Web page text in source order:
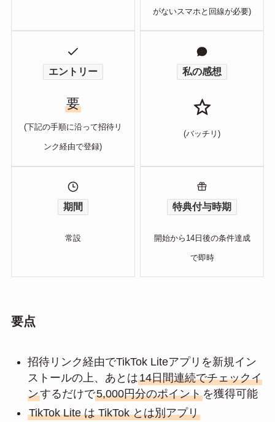
がないスマホと回線が必要)
エントリー
要
(下記の手順に沿って招待リ
ンク経由で登録)
私の感想
(バッチリ)
期間
常設
特典付与時期
開始から14日後の条件達成
で即時
要点
招待リンク経由でTikTok Liteアプリを新規イン
ストールの上、あとは14日間連続でチェックイ
ンするだけで5,000円分のポイントを獲得可能
TikTok Lite は TikTok とは別アプリ